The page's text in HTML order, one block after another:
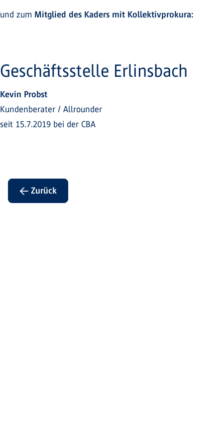
und zum Mitglied des Kaders mit Kollektivprokura:
Geschäftsstelle Erlinsbach
Kevin Probst
Kundenberater / Allrounder
seit 15.7.2019 bei der CBA
← Zurück